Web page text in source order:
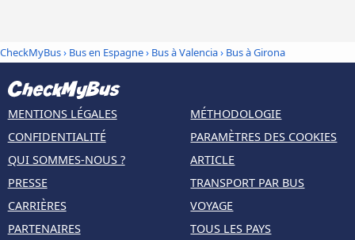
CheckMyBus› Bus en Espagne› Bus à Valencia› Bus à Girona
MENTIONS LÉGALES
CONFIDENTIALITÉ
QUI SOMMES-NOUS ?
PRESSE
CARRIÈRES
PARTENAIRES
MÉTHODOLOGIE
PARAMÈTRES DES COOKIES
ARTICLE
TRANSPORT PAR BUS
VOYAGE
TOUS LES PAYS